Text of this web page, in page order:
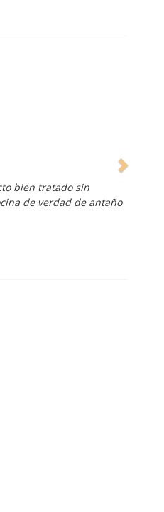
bien tratado sin
de verdad de antaño